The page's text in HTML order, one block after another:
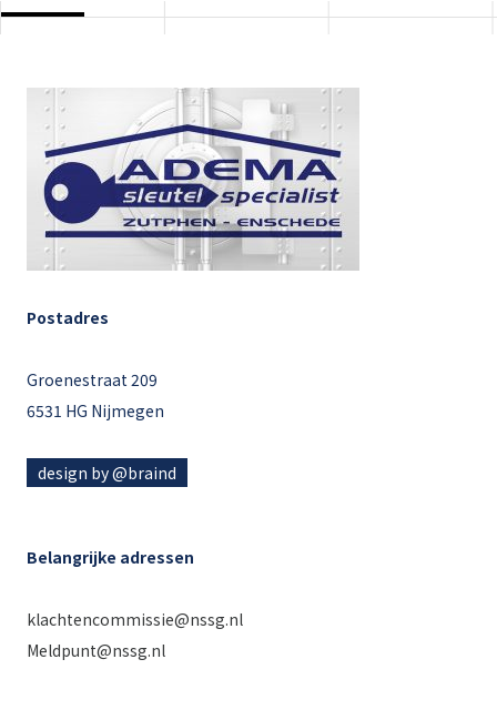
Postadres
Groenestraat 209
6531 HG Nijmegen
design by @braind
Belangrijke adressen
klachtencommissie@nssg.nl
Meldpunt@nssg.nl